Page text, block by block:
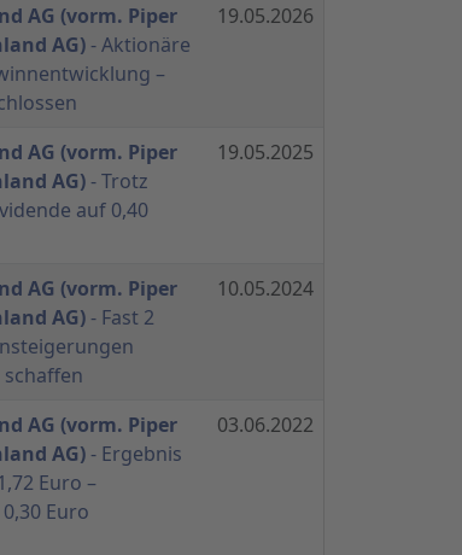
AG (vorm. Piper
AG) - Aktionäre
–
19.05.2026
AG (vorm. Piper
AG)- Trotz
auf 0,40
19.05.2025
AG (vorm. Piper
AG) - Fast 2
10.05.2024
AG (vorm. Piper
AG)- Ergebnis
Euro –
Euro
03.06.2022